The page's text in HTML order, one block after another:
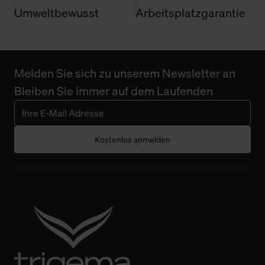
Umweltbewusst Arbeitsplatzgarantie
Melden Sie sich zu unserem Newsletter an
Bleiben Sie immer auf dem Laufenden
Kostenlos anmelden